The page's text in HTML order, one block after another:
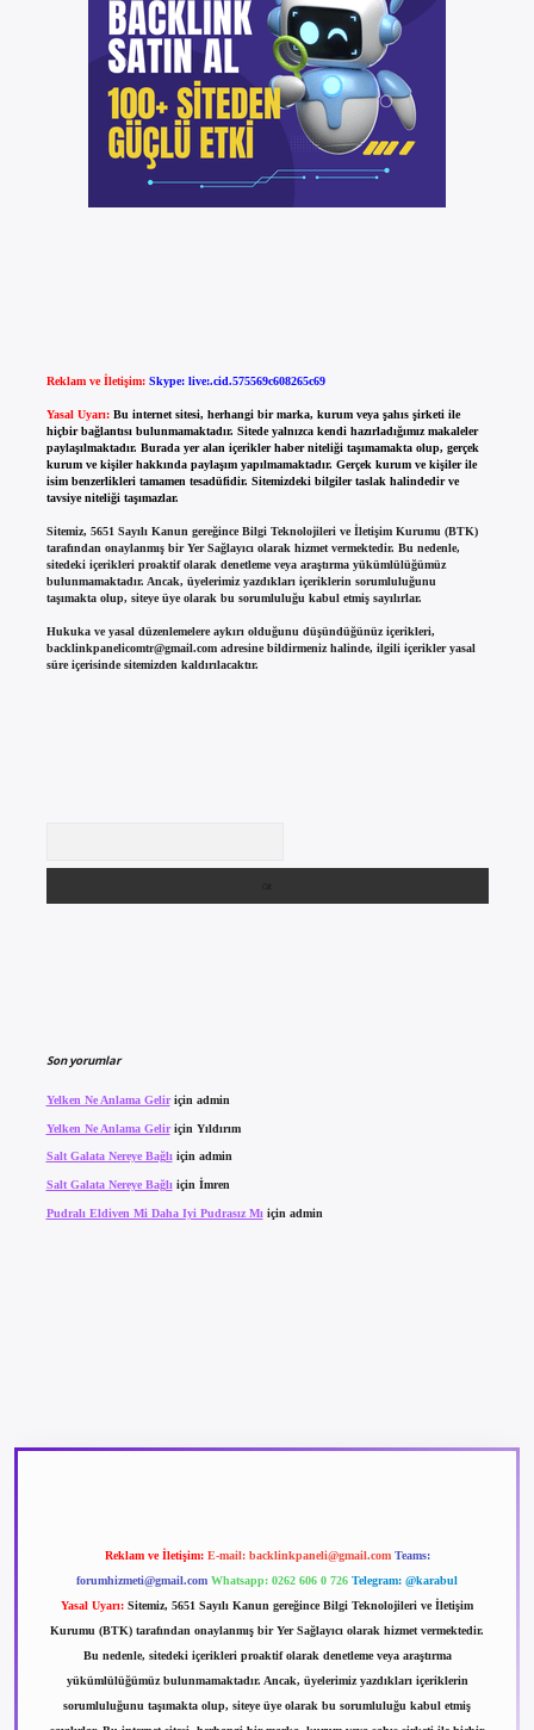
Reklam ve İletişim: Skype: live:.cid.575569c608265c69
Yasal Uyarı: Bu internet sitesi, herhangi bir marka, kurum veya şahıs şirketi ile
hiçbir bağlantısı bulunmamaktadır. Sitede yalnızca kendi hazırladığımız makaleler
paylaşılmaktadır. Burada yer alan içerikler haber niteliği taşımamakta olup, gerçek
kurum ve kişiler hakkında paylaşım yapılmamaktadır. Gerçek kurum ve kişiler ile
isim benzerlikleri tamamen tesadüfidir. Sitemizdeki bilgiler taslak halindedir ve
tavsiye niteliği taşımazlar.
Sitemiz, 5651 Sayılı Kanun gereğince Bilgi Teknolojileri ve İletişim Kurumu (BTK)
tarafından onaylanmış bir Yer Sağlayıcı olarak hizmet vermektedir. Bu nedenle,
sitedeki içerikleri proaktif olarak denetleme veya araştırma yükümlülüğümüz
bulunmamaktadır. Ancak, üyelerimiz yazdıkları içeriklerin sorumluluğunu
taşımakta olup, siteye üye olarak bu sorumluluğu kabul etmiş sayılırlar.
Hukuka ve yasal düzenlemelere aykırı olduğunu düşündüğünüz içerikleri,
backlinkpanelicomtr@gmail.comadresine bildirmeniz halinde, ilgili içerikler yasal
süre içerisinde sitemizden kaldırılacaktır.
Son yorumlar
Yelken Ne Anlama Geliriçin admin
Yelken Ne Anlama Geliriçin Yıldırım
Salt Galata Nereye Bağlıiçin admin
Salt Galata Nereye Bağlı için İmren
Pudralı Eldiven Mi Daha Iyi Pudrasız Mı için admin
Reklam ve İletişim: E-mail: backlinkpaneli@gmail.com Teams:
forumhizmeti@gmail.com Whatsapp: 0262 606 0 726 Telegram: @karabul
Yasal Uyarı: Sitemiz, 5651 Sayılı Kanun gereğince Bilgi Teknolojileri ve İletişim
Kurumu (BTK) tarafından onaylanmış bir Yer Sağlayıcı olarak hizmet vermektedir.
Bu nedenle, sitedeki içerikleri proaktif olarak denetleme veya araştırma
yükümlülüğümüz bulunmamaktadır. Ancak, üyelerimiz yazdıkları içeriklerin
sorumluluğunu taşımakta olup, siteye üye olarak bu sorumluluğu kabul etmiş